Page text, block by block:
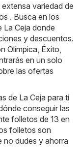
variedad de
. Busca en los
La Ceja donde
y descuentos.
Olímpica Éxito
en un solo
las ofertas
de La Ceja para tí
conseguir las
folletos de 13 en
folletos son
no dudes y ahorra